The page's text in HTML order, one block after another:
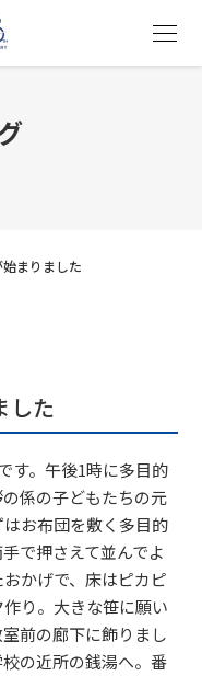
まりました
した
す。午後1時に多目的
係の子どもたちの元
お布団を敷く多目的
で押さえて並んでよ
かげで、床はピカピ
り。大きな笹に願い
前の廊下に飾りまし
の近所の銭湯へ。番